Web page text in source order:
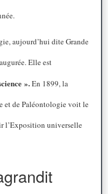
aujourd’hui dite Grande
Elle est
».En 1899, la
et de Paléontologie voit le
l’Exposition universelle